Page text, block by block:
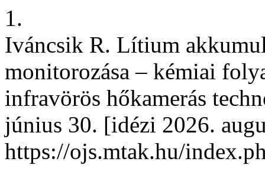
1.
Iváncsik R. Lítium
monitorozása – kémiai
infravörös hőkamerás
június 30. [idézi 2026.
https://ojs.mtak.hu/